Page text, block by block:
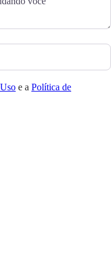
e a Política de